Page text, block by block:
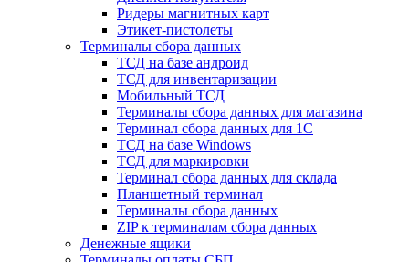
Ридеры магнитных карт
Этикет-пистолеты
Терминалы сбора данных
ТСД на базе андроид
ТСД для инвентаризации
Мобильный ТСД
Терминалы сбора данных для магазина
Терминал сбора данных для 1C
ТСД на базе Windows
ТСД для маркировки
Терминал сбора данных для склада
Планшетный терминал
Терминалы сбора данных
ZIP к терминалам сбора данных
Денежные ящики